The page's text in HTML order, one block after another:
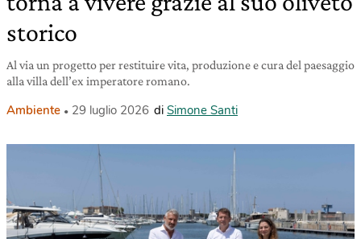
storico
Al via un progetto per restituire vita, produzione e cura del paesaggio
alla villa dell’ex imperatore romano.
Ambiente 29 luglio 2026 di Simone Santi